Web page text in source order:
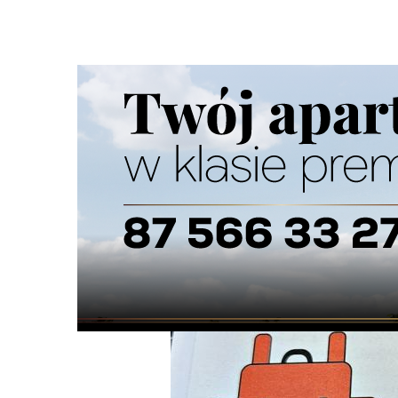
Ścieżka
nawigacyjna
Strona główna
Z ŻYCIA MIASTA 14/04/2026/ 8 Komentarzy
Plecaki ewakuacyjne dla mieszkańców